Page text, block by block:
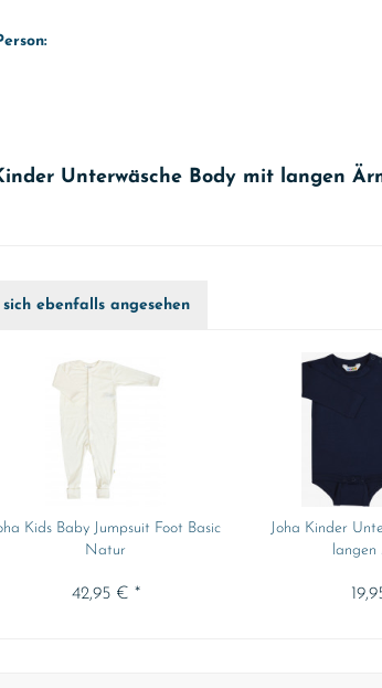
Unterwäsche Body mit langen
ebenfalls angesehen
Kids Baby Jumpsuit Foot Basic
Natur
42,95 € *
Joha Kinder
langen